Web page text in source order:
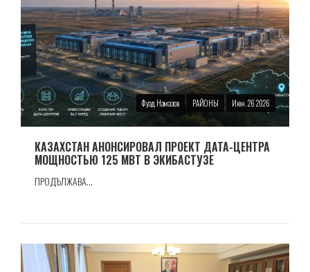
Фуад Намазов РАЙОНЫ Июн. 26 2026
КАЗАХСТАН АНОНСИРОВАЛ ПРОЕКТ ДАТА-ЦЕНТРА
МОЩНОСТЬЮ 125 МВТ В ЭКИБАСТУЗЕ
ПРОДЪЛЖАВА...